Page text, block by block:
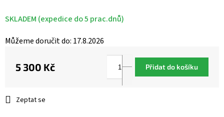
Zeptat se
Můžeme doručit do: 17.8.2026
SKLADEM (expedice do 5 prac.dnů)
5 300 Kč Přidat do košíku